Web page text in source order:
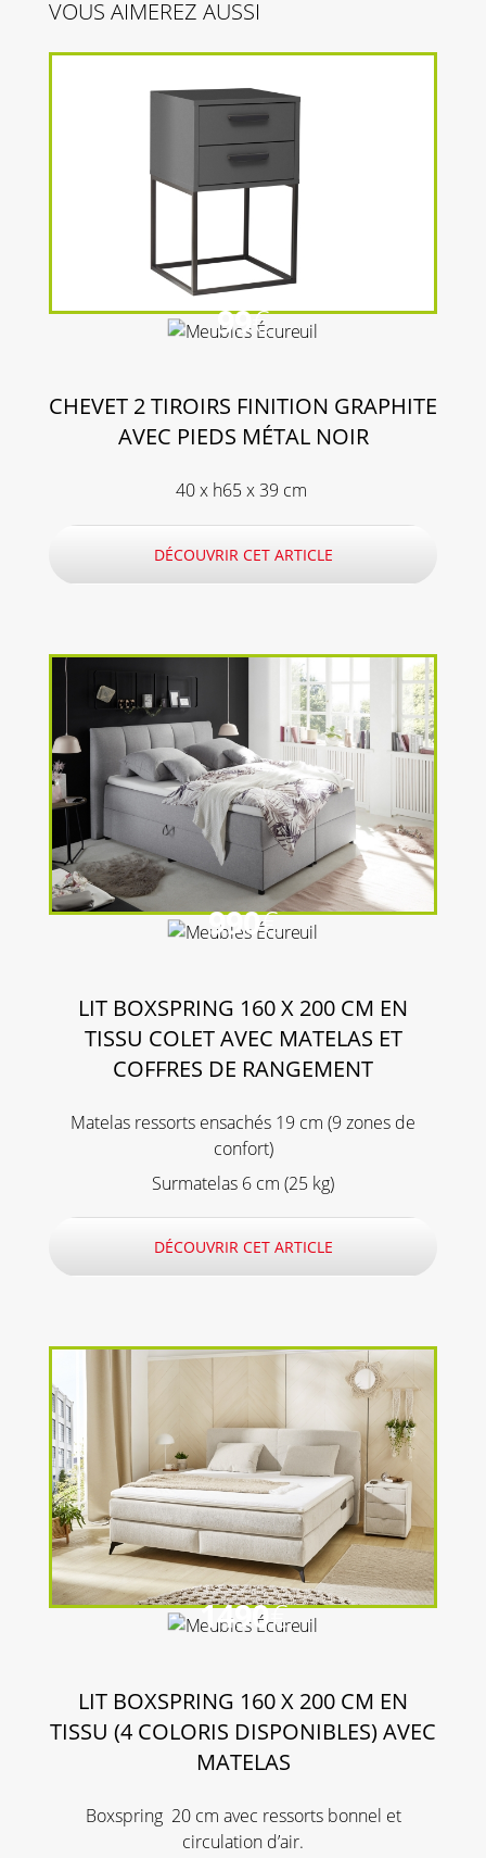
VOUS AIMEREZ AUSSI
99€
CHEVET 2 TIROIRS FINITION GRAPHITE
AVEC PIEDS MÉTAL NOIR
40 x h65 x 39 cm
DÉCOUVRIR CET ARTICLE
990€
LIT BOXSPRING 160 X 200 CM EN
TISSU COLET AVEC MATELAS ET
COFFRES DE RANGEMENT
Matelas ressorts ensachés 19 cm (9 zones de
confort)
Surmatelas 6 cm (25 kg)
DÉCOUVRIR CET ARTICLE
1490€
LIT BOXSPRING 160 X 200 CM EN
TISSU (4 COLORIS DISPONIBLES) AVEC
MATELAS
Boxspring 20 cm avec ressorts bonnel et
circulation d’air.